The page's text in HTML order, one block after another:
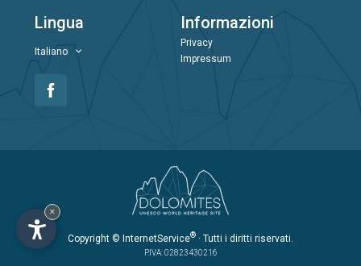
Lingua
Italiano
Informazioni
Privacy
Impressum
Copyright © InternetService® · Tutti i diritti riservati.
P.IVA: 02823430216
×